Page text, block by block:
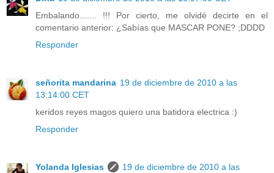
Embalando....... !!! Por cierto, me olvidé decirte en el
comentario anterior: ¿Sabías que MASCAR PONE? ;DDDD
Responder
señorita mandarina 19 de diciembre de 2010 a las
13:14:00 CET
keridos reyes magos quiero una batidora electrica :)
Responder
Yolanda Iglesias
19 de diciembre de 2010 a las